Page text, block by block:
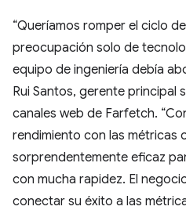
“Queríamos romper el ciclo
preocupación solo de
equipo de ingeniería debía
Rui Santos, gerente principal
canales web de Farfetch.
rendimiento con las métricas
sorprendentemente eficaz
con mucha rapidez. El
conectar su éxito a las